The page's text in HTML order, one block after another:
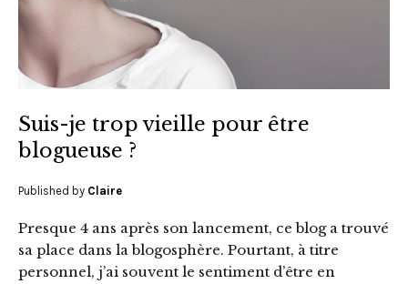
Suis-je trop vieille pour être
blogueuse ?
Published by Claire
Presque 4 ans après son lancement, ce blog a trouvé
sa place dans la blogosphère. Pourtant, à titre
personnel, j’ai souvent le sentiment d’être en